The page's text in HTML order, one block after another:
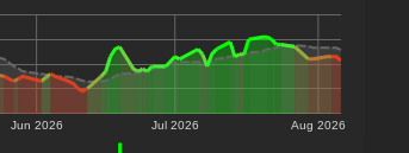
Jun 2026 Jul 2026 Aug 2026